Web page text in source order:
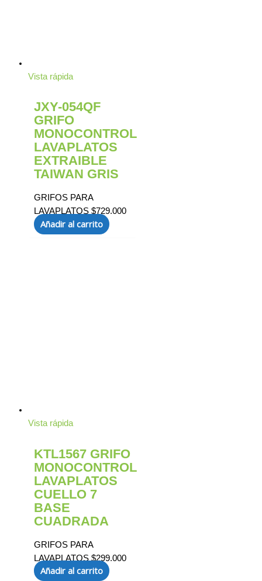
Vista rápida
JXY-054QF
GRIFO
MONOCONTROL
LAVAPLATOS
EXTRAIBLE
TAIWAN GRIS
GRIFOS PARA
LAVAPLATOS $729.000
Añadir al carrito
Vista rápida
KTL1567 GRIFO
MONOCONTROL
LAVAPLATOS
CUELLO 7
BASE
CUADRADA
GRIFOS PARA
LAVAPLATOS $299.000
Añadir al carrito